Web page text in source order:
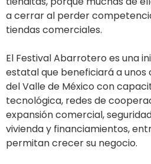
a cerrar al perder
tiendas comerciales.
El Festival Abarrotero es una
estatal que beneficiará a
del Valle de México con
tecnológica, redes de
expansión comercial,
vivienda y financiamientos,
permitan crecer su negocio.